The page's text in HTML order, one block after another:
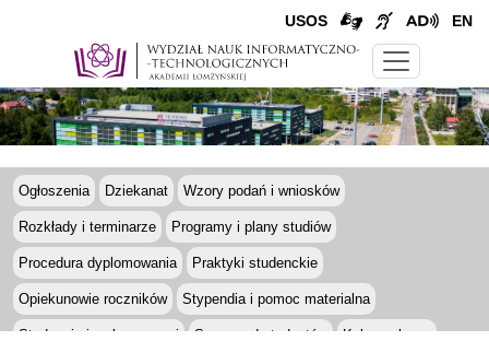
USOS EN
Ogłoszenia Dziekanat Wzory podań i wniosków
Rozkłady i terminarze Programy i plany studiów
Procedura dyplomowania Praktyki studenckie
Opiekunowie roczników Stypendia i pomoc materialna
Studenci niepełnosprawni Samorząd studentów Koła naukowe